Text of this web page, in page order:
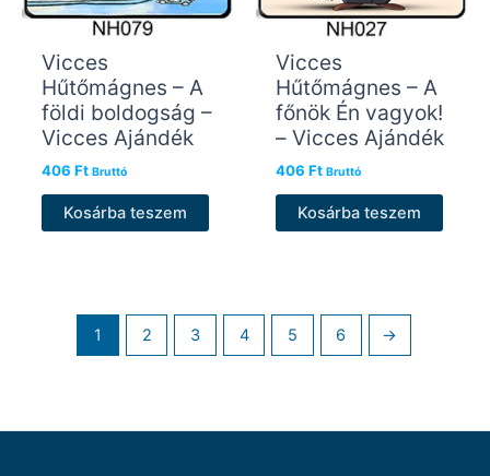
Vicces
Hűtőmágnes – A
földi boldogság –
Vicces Ajándék
406 Ft Bruttó
Kosárba teszem
Vicces
Hűtőmágnes – A
főnök Én vagyok!
– Vicces Ajándék
406 Ft Bruttó
Kosárba teszem
1 2 3 4 5 6 →